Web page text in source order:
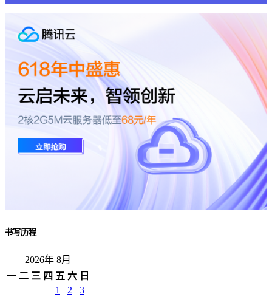
书写历程
2026年 8月
一 二 三 四 五 六 日
1
2
3